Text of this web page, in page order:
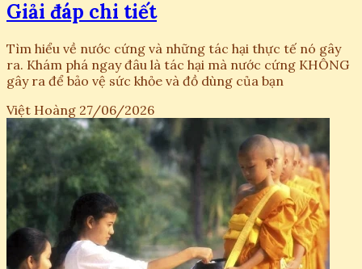
Giải đáp chi tiết
Tìm hiểu về nước cứng và những tác hại thực tế nó gây
ra. Khám phá ngay đâu là tác hại mà nước cứng KHÔNG
gây ra để bảo vệ sức khỏe và đồ dùng của bạn
Việt Hoàng 27/06/2026